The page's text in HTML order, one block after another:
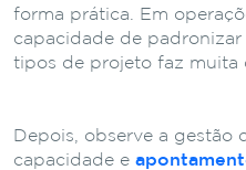
forma prática. Em
capacidade de
tipos de projeto faz muita
Depois, observe a gestão
capacidade e